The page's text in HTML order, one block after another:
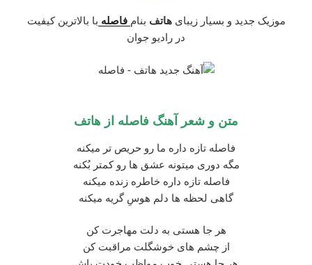
موزیک جدید و بسیار زیبای هاتف بنام فاصله با بالاترین کیفیت
در رادیو جوان
متن و شعر آهنگ فاصله از هاتف
فاصله تازه داره ما رو حریص تر میکنه
مگه دوری میتونه عشق ها رو کمتر بُکنه
فاصله تازه داره خاطره زنده میکنه
گاهی لحظه ها دلم هوسِ گریه میکنه
هر جا هستی به دلت مهاجرت کن
از چشم های خوشگلت مراقبت کن